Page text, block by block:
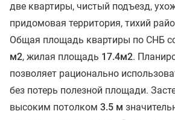
две квартиры, чистый подъезд,
придомовая территория, тихий
Общая площадь квартиры по СНБ
м2, жилая площадь 17.4м2.
позволяет рационально
без потерь полезной площади.
высоким потолком 3.5 м